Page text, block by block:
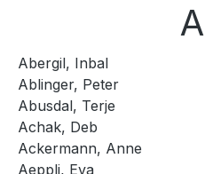
A
Abergil, Inbal
Ablinger, Peter
Abusdal, Terje
Achak, Deb
Ackermann, Anne
Aeppli, Eva